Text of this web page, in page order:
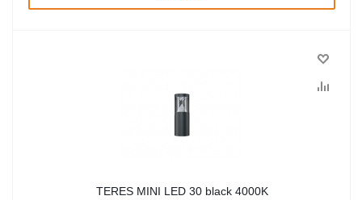
TERES MINI LED 30 black 4000K